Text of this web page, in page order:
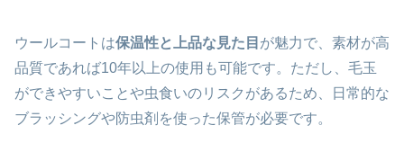
ウールコートは保温性と上品な見た目 が魅力で、素材が高
品質であれば10年以上の使用も可能です。ただし、毛玉
ができやすいことや虫食いのリスクがあるため、日常的な
ブラッシングや防虫剤を使った保管が必要です。